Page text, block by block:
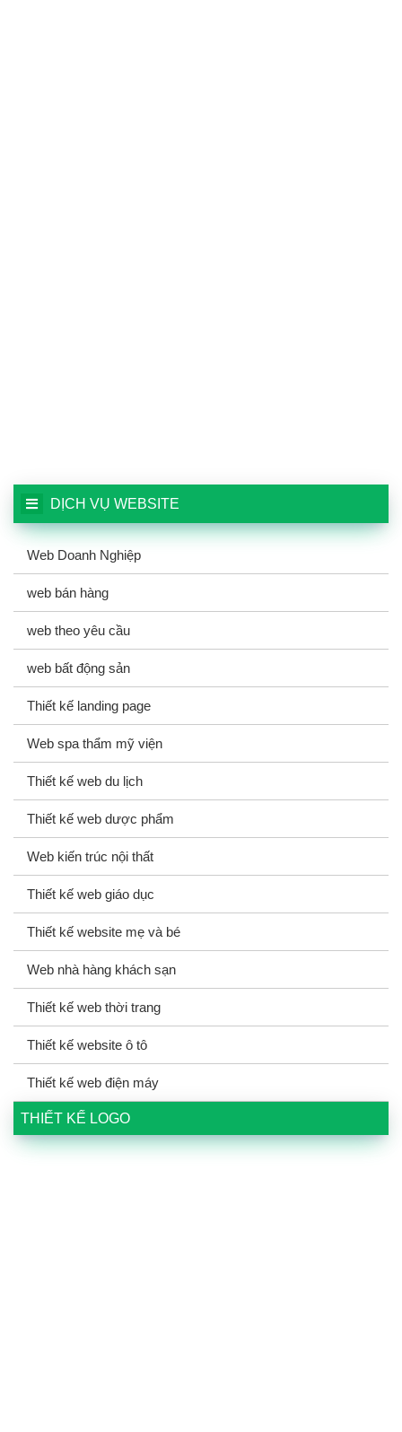
DỊCH VỤ WEBSITE
Web Doanh Nghiệp
web bán hàng
web theo yêu cầu
web bất động sản
Thiết kế landing page
Web spa thẩm mỹ viện
Thiết kế web du lịch
Thiết kế web dược phẩm
Web kiến trúc nội thất
Thiết kế web giáo dục
Thiết kế website mẹ và bé
Web nhà hàng khách sạn
Thiết kế web thời trang
Thiết kế website ô tô
Thiết kế web điện máy
THIẾT KẾ LOGO